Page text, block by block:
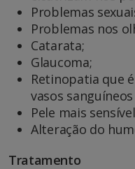
Problemas
Problemas nos
Catarata;
Glaucoma;
Retinopatia que
vasos
Pele mais
Alteração do
Tratamento